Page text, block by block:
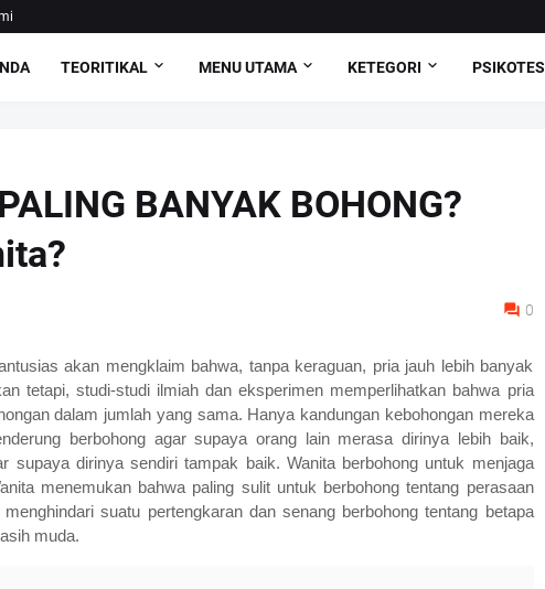
TEORITIKAL MENU UTAMA KETEGORI PSIKOTES
BANYAK BOHONG?
0
akan mengklaim bahwa, tanpa keraguan, pria jauh lebih banyak
tetapi, studi-studi ilmiah dan eksperimen memperlihatkan bahwa pria
dalam jumlah yang sama. Hanya kandungan kebohongan mereka
berbohong agar supaya orang lain merasa dirinya lebih baik,
supaya dirinya sendiri tampak baik. Wanita berbohong untuk menjaga
menemukan bahwa paling sulit untuk berbohong tentang perasaan
suatu pertengkaran dan senang berbohong tentang betapa
muda.